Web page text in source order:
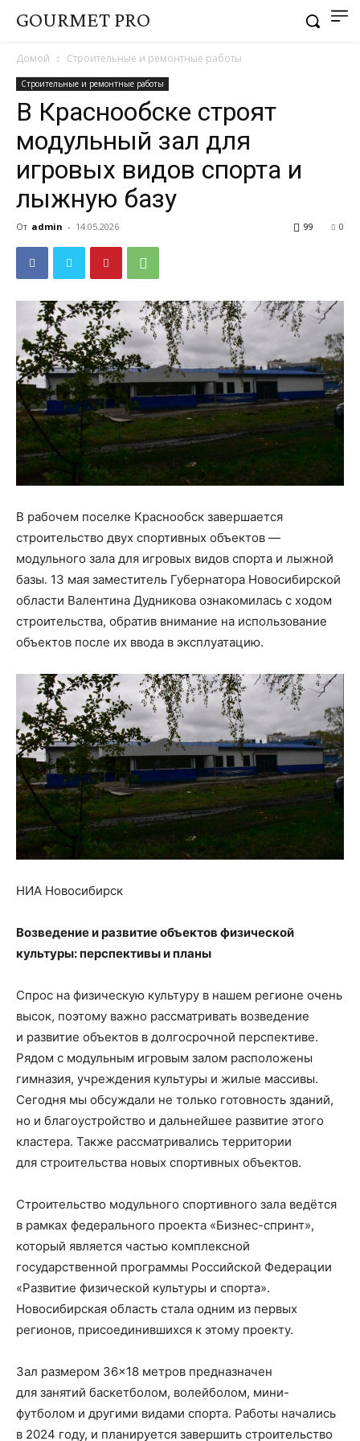
GOURMET PRO
Домой Строительные и ремонтные работы
Строительные и ремонтные работы
В Краснообске строят
модульный зал для
игровых видов спорта и
лыжную базу
От admin - 14.05.2026 0
99
В рабочем поселке Краснообск завершается
строительство двух спортивных объектов —
модульного зала для игровых видов спорта и лыжной
базы. 13 мая заместитель Губернатора Новосибирской
области Валентина Дудникова ознакомилась с ходом
строительства, обратив внимание на использование
объектов после их ввода в эксплуатацию.
НИА Новосибирск
Возведение и развитие объектов физической
культуры: перспективы и планы
Спрос на физическую культуру в нашем регионе очень
высок, поэтому важно рассматривать возведение
и развитие объектов в долгосрочной перспективе.
Рядом с модульным игровым залом расположены
гимназия, учреждения культуры и жилые массивы.
Сегодня мы обсуждали не только готовность зданий,
но и благоустройство и дальнейшее развитие этого
кластера. Также рассматривались территории
для строительства новых спортивных объектов.
Строительство модульного спортивного зала ведётся
в рамках федерального проекта «Бизнес-спринт»,
который является частью комплексной
государственной программы Российской Федерации
«Развитие физической культуры и спорта».
Новосибирская область стала одним из первых
регионов, присоединившихся к этому проекту.
Зал размером 36×18 метров предназначен
для занятий баскетболом, волейболом, мини-
футболом и другими видами спорта. Работы начались
в 2024 году, и планируется завершить строительство